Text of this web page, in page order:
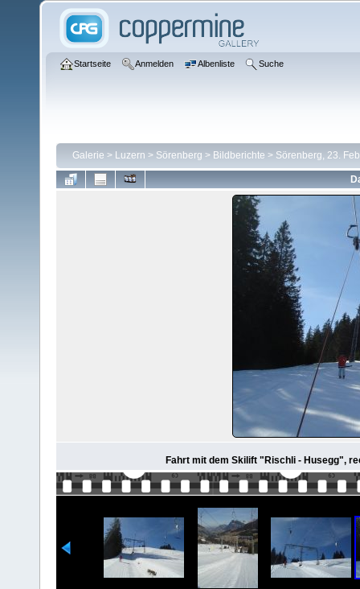
Startseite Anmelden Albenliste Suche
Galerie > Luzern > Sörenberg > Bildberichte > Sörenberg, 23.
Fahrt mit dem Skilift "Rischli - Husegg",